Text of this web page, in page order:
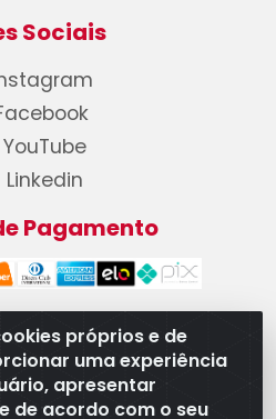
próprios e de
uma experiência
apresentar
de acordo com o seu
Sociais
YouTube
Linkedin
Pagamento
LTDA - CNPJ
do Níquel, 667 - Parque
GO - CEP 74375-660